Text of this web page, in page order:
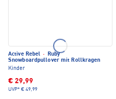
Active Rebel ·
Ruby
Snowboardpullover mit Rollkragen
Kinder
€ 29,99
UVP* € 49,99